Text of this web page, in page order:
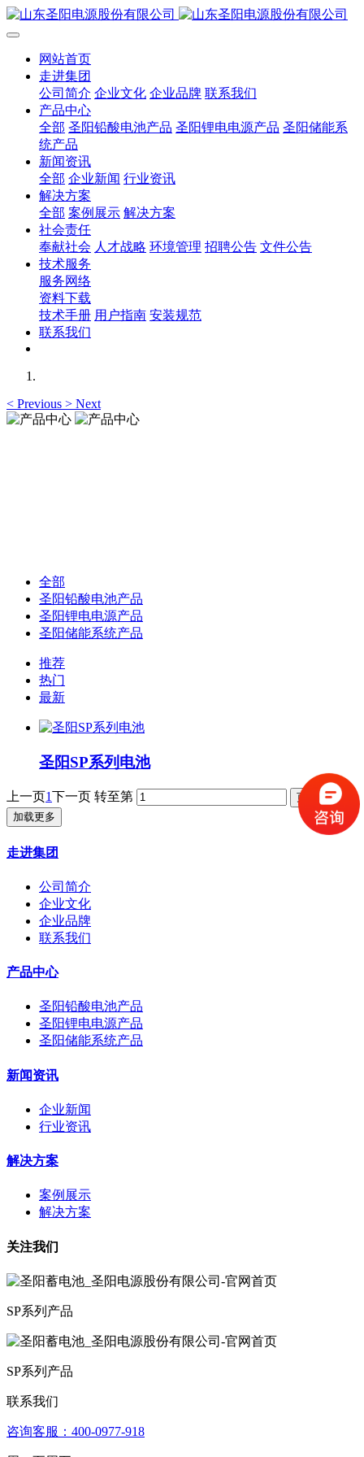
网站首页
走进集团
公司简介 企业文化 企业品牌 联系我们
产品中心
全部 圣阳铅酸电池产品 圣阳锂电电源产品 圣阳储能系
统产品
新闻资讯
全部 企业新闻 行业资讯
解决方案
全部 案例展示 解决方案
社会责任
奉献社会 人才战略 环境管理 招聘公告 文件公告
技术服务
服务网络
资料下载
技术手册 用户指南 安装规范
联系我们
< Previous > Next
全部
圣阳铅酸电池产品
圣阳锂电电源产品
圣阳储能系统产品
推荐
热门
最新
圣阳SP系列电池
上一页1下一页 转至第
加载更多
走进集团
公司简介
企业文化
企业品牌
联系我们
产品中心
圣阳铅酸电池产品
圣阳锂电电源产品
圣阳储能系统产品
新闻资讯
企业新闻
行业资讯
解决方案
案例展示
解决方案
关注我们
SP系列产品
SP系列产品
联系我们
咨询客服：4­00­­-09­77-­918